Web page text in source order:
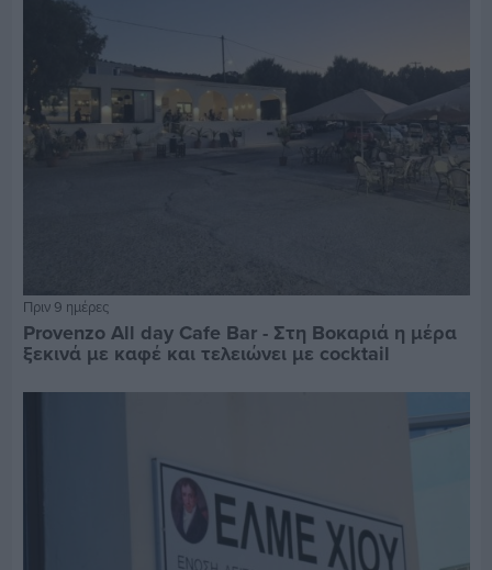
Πριν 9 ημέρες
Provenzo All day Cafe Bar - Στη Βοκαριά η μέρα
ξεκινά με καφέ και τελειώνει με cocktail